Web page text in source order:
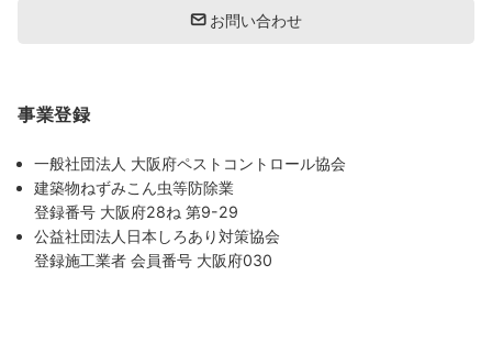
お問い合わせ
事業登録
一般社団法人 大阪府ペストコントロール協会
建築物ねずみこん虫等防除業
登録番号 大阪府28ね 第9-29
公益社団法人日本しろあり対策協会
登録施工業者 会員番号 大阪府030